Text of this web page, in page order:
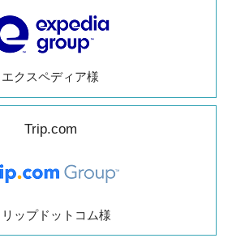
エクスペディア様
Trip.com
リップドットコム様